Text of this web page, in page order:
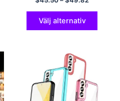
Plus S7 Note 9 10 20
Skyddskåpa
Välj alternativ